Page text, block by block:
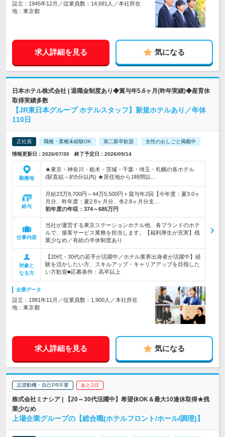
設立：1945年12月／従業員数：14,681人／本社所在
地：東京都
求人詳細を見る 気になる
日本ホテル株式会社 | 退職金制度あり◆賞与年5.6ヶ月(昨年実績)◆産育休
取得実績多数
【JR東日本グループ ホテルスタッフ】新規ホテルあり／年休
110日
正社員 職種・業種未経験OK 第二新卒歓迎 女性のおしごと掲載中
情報更新日：2026/07/30 終了予定日：2026/09/14
勤務地
★東京・神奈川・栃木・茨城・千葉・埼玉・札幌の各ホテル
(駅直結～約5分以内) ★居住地から1時間以…
給与
月給23万9,700円～44万5,500円＋賞与年2回【今年度：夏3.0ヶ
月分、昨年度：夏2.8ヶ月分、冬2.8ヶ月分支…
初年度の年収： 374～685万円
仕事内容
当社が運営する東京ステーションホテル他、各ブランドのホテ
ルで、接客サービス業務を担当します。【福利厚生が充実】残
業少なめ／有給の半休制度あり
対象と
なる方
【20代・30代の若手が活躍中／ホテル業界出身者が活躍中】経
験を活かしたい方、スキルアップ・キャリアアップを目指した
い方歓迎■応募条件：高卒以上
企業データ
設立：1981年11月／従業員数：1,900人／本社所在
地：東京都
求人詳細を見る 気になる
志望動機・自己PR不要 あと2日
株式会社ミナシア | 【20～30代活躍中】希望休OK＆最大10連休取得★残
業少なめ
上場企業グループの【総合職(ホテルフロント/ホール/調理)】